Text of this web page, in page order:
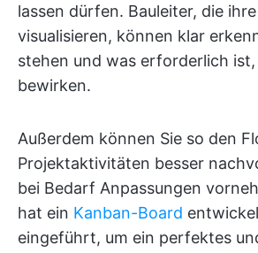
lassen dürfen. Bauleiter, die
visualisieren, können klar
stehen und was erforderlich
bewirken.
Außerdem können Sie so den
Projektaktivitäten besser
bei Bedarf Anpassungen
hat ein Kanban-Board
eingeführt, um ein perfektes